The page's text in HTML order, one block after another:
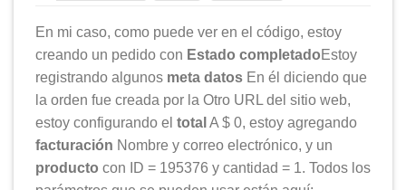
En mi caso, como puede ver en el código, estoy
creando un pedido con Estado completadoEstoy
registrando algunos meta datos En él diciendo que
la orden fue creada por la Otro URL del sitio web,
estoy configurando el total A $ 0, estoy agregando
facturación Nombre y correo electrónico, y un
producto con ID = 195376 y cantidad = 1. Todos los